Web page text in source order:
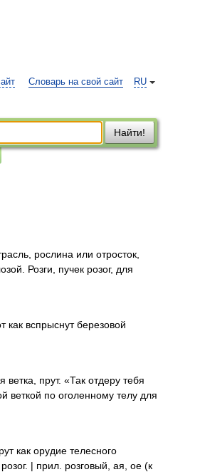
RU
Словарь на свой сайт
Найти!
рослина или отросток,
Розги, пучек розог, для
как вспрыснут березовой
прут. «Так отдеру тебя
веткой по оголенному телу для
как орудие телесного
| прил. розговый, ая, ое (к